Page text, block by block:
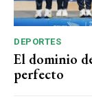
DEPORTES
El dominio
perfecto